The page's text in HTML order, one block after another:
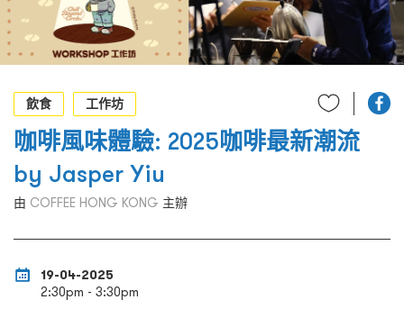
關於撲飛
條款及細則
EN
飲食
工作坊
咖啡風味體驗: 2025咖啡最新潮流
by Jasper Yiu
由 COFFEE HONG KONG 主辦
19-04-2025
2:30pm - 3:30pm